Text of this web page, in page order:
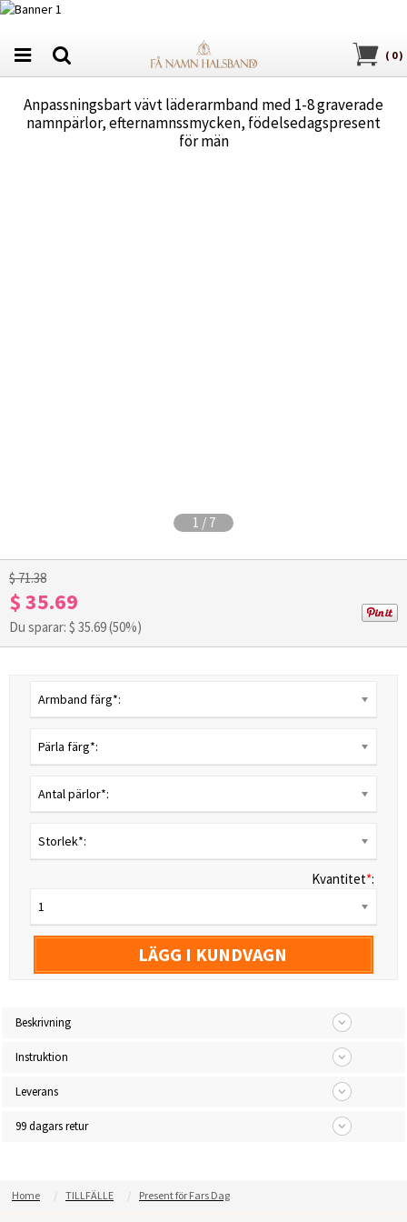
( 0)
Anpassningsbart vävt läderarmband med 1-8 graverade
namnpärlor, efternamnssmycken, födelsedagspresent
för män
1 / 7
$ 71.38
$ 35.69
Du sparar: $ 35.69(50%)
Armband färg*:
Pärla färg*:
Antal pärlor*:
Storlek*:
Kvantitet*:
1
LÄGG I KUNDVAGN
Beskrivning
Instruktion
Leverans
99 dagars retur
Home TILLFÄLLE Present för Fars Dag